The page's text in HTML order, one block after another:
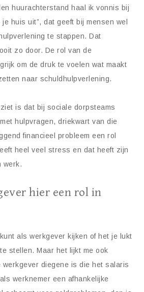
huurachterstand haal ik vonnis bij
huis uit”, dat geeft bij mensen wel
te stappen. Dat
zo door. De rol van de
om de druk te voelen wat maakt
naar schuldhulpverlening.
is dat bij sociale dorpsteams
hulpvragen, driekwart van die
financieel probleem een rol
heel veel stress en dat heeft zijn
werk.
hier een rol in
als werkgever kijken of het je lukt
stellen. Maar het lijkt me ook
werkgever diegene is die het salaris
werknemer een afhankelijke